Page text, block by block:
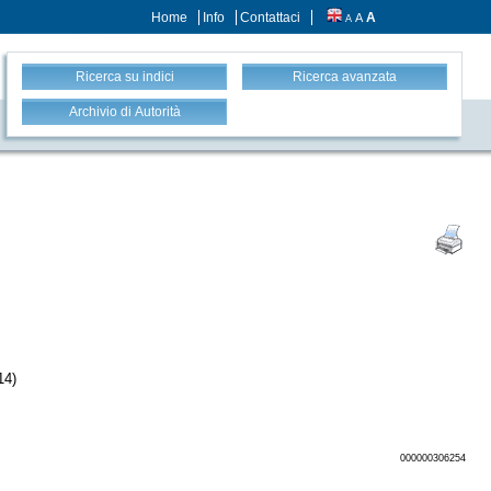
Home Info Contattaci A A A
Ricerca su indici Ricerca avanzata
Archivio di Autorità